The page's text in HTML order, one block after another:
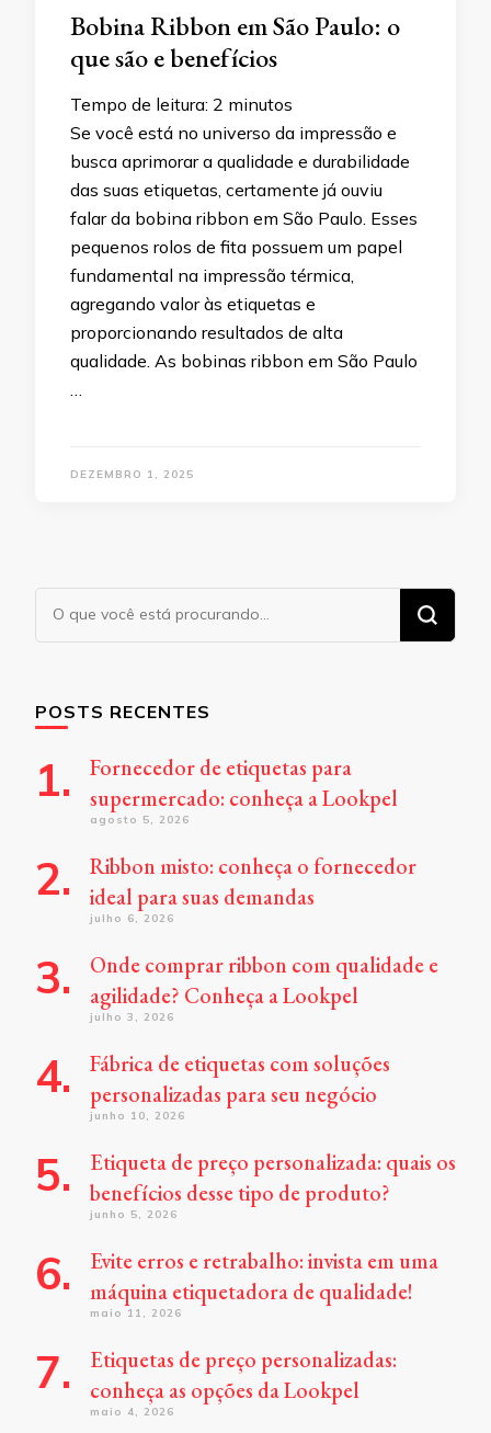
Bobina Ribbon em São Paulo: o
que são e benefícios
Tempo de leitura: 2 minutos
Se você está no universo da impressão e
busca aprimorar a qualidade e durabilidade
das suas etiquetas, certamente já ouviu
falar da bobina ribbon em São Paulo. Esses
pequenos rolos de fita possuem um papel
fundamental na impressão térmica,
agregando valor às etiquetas e
proporcionando resultados de alta
qualidade. As bobinas ribbon em São Paulo
…
DEZEMBRO 1, 2025
Procurando
algo?
POSTS RECENTES
Fornecedor de etiquetas para
supermercado: conheça a Lookpel
agosto 5, 2026
Ribbon misto: conheça o fornecedor
ideal para suas demandas
julho 6, 2026
Onde comprar ribbon com qualidade e
agilidade? Conheça a Lookpel
julho 3, 2026
Fábrica de etiquetas com soluções
personalizadas para seu negócio
junho 10, 2026
Etiqueta de preço personalizada: quais os
benefícios desse tipo de produto?
junho 5, 2026
Evite erros e retrabalho: invista em uma
máquina etiquetadora de qualidade!
maio 11, 2026
Etiquetas de preço personalizadas:
conheça as opções da Lookpel
maio 4, 2026